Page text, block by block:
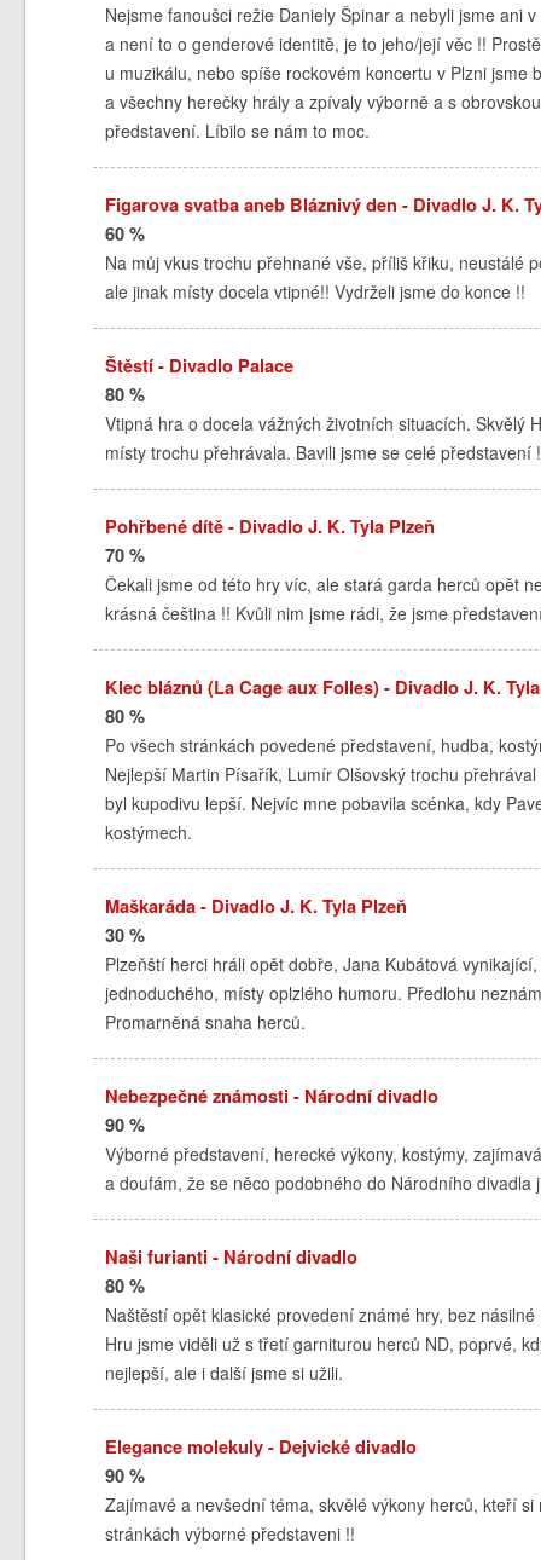
Nejsme fanoušci režie Daniely Špinar a nebyli jsme ani
a není to o genderové identitě, je to jeho/její věc !!
u muzikálu, nebo spíše rockovém koncertu v Plzni
a všechny herečky hrály a zpívaly výborně a s
představení. Líbilo se nám to moc.
Figarova svatba aneb Bláznivý den - Divadlo J. K.
60 %
Na můj vkus trochu přehnané vše, příliš křiku, neustálé
ale jinak místy docela vtipné!! Vydrželi jsme do konce !!
Štěstí - Divadlo Palace
80 %
Vtipná hra o docela vážných životních situacích. Skvělý
místy trochu přehrávala. Bavili jsme se celé představení
Pohřbené dítě - Divadlo J. K. Tyla Plzeň
70 %
Čekali jsme od této hry víc, ale stará garda herců opět
krásná čeština !! Kvůli nim jsme rádi, že jsme
Klec bláznů (La Cage aux Folles) - Divadlo J. K.
80 %
Po všech stránkách povedené představení, hudba,
Nejlepší Martin Písařík, Lumír Olšovský trochu
byl kupodivu lepší. Nejvíc mne pobavila scénka, kdy
kostýmech.
Maškaráda - Divadlo J. K. Tyla Plzeň
30 %
Plzeňští herci hráli opět dobře, Jana Kubátová
jednoduchého, místy oplzlého humoru. Předlohu
Promarněná snaha herců.
Nebezpečné známosti - Národní divadlo
90 %
Výborné představení, herecké výkony, kostýmy,
a doufám, že se něco podobného do Národního divadla
Naši furianti - Národní divadlo
80 %
Naštěstí opět klasické provedení známé hry, bez
Hru jsme viděli už s třetí garniturou herců ND, poprvé,
nejlepší, ale i další jsme si užili.
Elegance molekuly - Dejvické divadlo
90 %
Zajímavé a nevšední téma, skvělé výkony herců, kteří
stránkách výborné představeni !!